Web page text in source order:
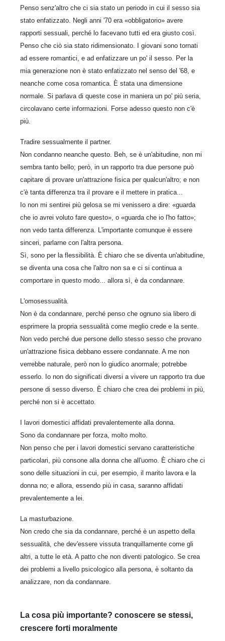
Penso senz'altro che ci sia stato un periodo in cui il sesso sia
stato enfatizzato. Negli anni '70 era «obbligatorio» avere
rapporti sessuali, perché lo facevano tutti ed era giusto così.
Penso che ciò sia stato ridimensionato. I giovani sono tornati
ad essere romantici, e ad enfatizzare un po' il sesso. Per la
mia generazione non è stato enfatizzato nel senso del '68, e
neanche come cosa romantica. È stata una dimensione
normale. Si parlava di queste cose in maniera un po' più seria,
circolavano certe informazioni. Forse adesso questo non c'è
più.
Tradire sessualmente il partner.
Non condanno neanche questo. Beh, se è un'abitudine, non mi
sembra tanto bello; però, in un rapporto tra due persone può
capitare di provare un'attrazione fisica per qualcun'altro; e non
c'è tanta differenza tra il provare e il mettere in pratica...
Io non mi sentirei più gelosa se mi venissero a dire: «guarda
che io avrei voluto fare questo», o «guarda che io l'ho fatto»;
non vedo tanta differenza. L'importante comunque è essere
sinceri, parlarne con l'altra persona.
Sì, sono per la flessibilità. È chiaro che se diventa un'abitudine,
se diventa una cosa che l'altro non sa e ci si continua a
comportare in questo modo... allora sì, è da condannare.
L'omosessualità.
Non è da condannare, perché penso che ognuno sia libero di
esprimere la propria sessualità come meglio crede e la sente.
Non vedo perché due persone dello stesso sesso che provano
un'attrazione fisica debbano essere condannate. A me non
verrebbe naturale, però non lo giudico anormale; potrebbe
esserlo. Io non do significati diversi a vivere un rapporto tra due
persone di sesso diverso. È chiaro che crea dei problemi in più,
perché non si è accettato.
I lavori domestici affidati prevalentemente alla donna.
Sono da condannare per forza, molto molto.
Non penso che per i lavori domestici servano caratteristiche
particolari, più consone alla donna che all'uomo. È chiaro che ci
sono delle situazioni in cui, per esempio, il marito lavora e la
donna no; e allora, essendo più in casa, saranno affidati
prevalentemente a lei.
La masturbazione.
Non credo che sia da condannare, perché è un aspetto della
sessualità, che dev'essere vissuta tranquillamente come gli
altri, a tutte le età. A patto che non diventi patologico. Se crea
dei problemi a livello psicologico alla persona, è soltanto da
analizzare, non da condannare.
La cosa più importante? conoscere se stessi,
crescere forti moralmente